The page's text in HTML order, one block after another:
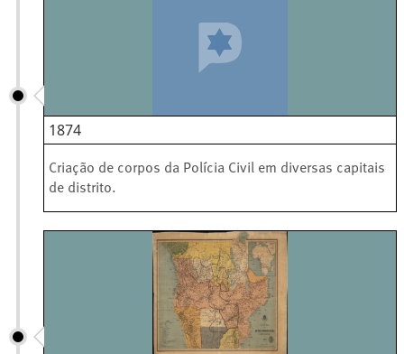
1874
Criação de corpos da Polícia Civil em diversas capitais
de distrito.